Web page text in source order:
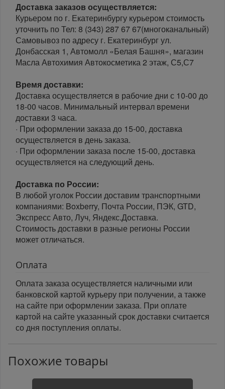
Доставка заказов осуществляется:
Курьером по г. Екатеринбургу курьером стоимость
уточнить по Тел: 8 (343) 287 67 67(многоканальный)
Самовывоз по адресу г. Екатеринбург ул.
Донбасская 1, Автомолл «Белая Башня», магазин
Масла Автохимия Автокосметика 2 этаж, С5,С7
Время доставки:
Доставка осуществляется в рабочие дни с 10-00 до
18-00 часов. Минимальный интервал времени
доставки 3 часа.
· При оформлении заказа до 15-00, доставка
осуществляется в день заказа.
· При оформлении заказа после 15-00, доставка
осуществляется на следующий день.
Доставка по России:
В любой уголок России доставим транспортными
компаниями: Boxberry, Почта России, ПЭК, GTD,
Экспресс Авто, Луч, Яндекс.Доставка.
Стоимость доставки в разные регионы России
может отличаться.
Оплата
Оплата заказа осуществляется наличными или
банковской картой курьеру при получении, а также
на сайте при оформлении заказа. При оплате
картой на сайте указанный срок доставки считается
со дня поступления оплаты.
Похожие товары